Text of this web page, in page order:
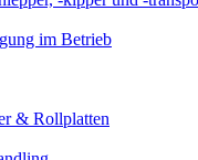
im Betrieb
& Rollplatten